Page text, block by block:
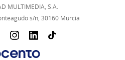
MULTIMEDIA, S.A.
s/n, 30160 Murcia